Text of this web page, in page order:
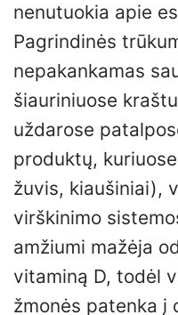
nenutuokia apie
Pagrindinės
nepakankamas
šiauriniuose
uždarose
produktų,
žuvis, kiaušiniai),
virškinimo
amžiumi mažėja
vitaminą D, todėl
žmonės patenka į